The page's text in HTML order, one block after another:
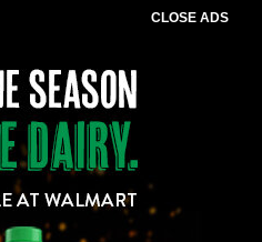
CLOSE ADS